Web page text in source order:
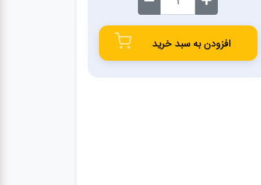
افزودن به سبد خرید